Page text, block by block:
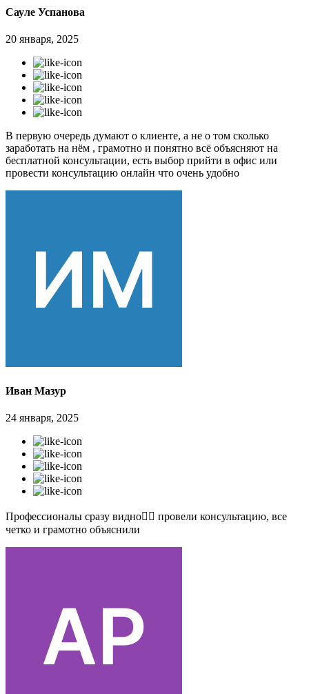
Сауле Успанова
20 января, 2025
В первую очередь думают о клиенте, а не о том сколько
заработать на нём , грамотно и понятно всё объясняют на
бесплатной консультации, есть выбор прийти в офис или
провести консультацию онлайн что очень удобно
Иван Мазур
24 января, 2025
Профессионалы сразу видно👍🏻 провели консультацию, все
четко и грамотно объяснили